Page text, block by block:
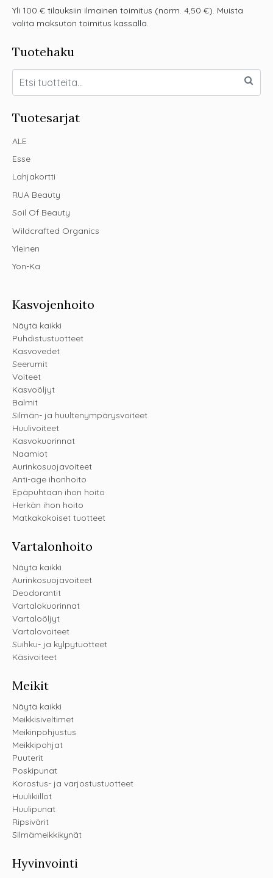
Yli 100 € tilauksiin ilmainen toimitus (norm. 4,50 €). Muista
valita maksuton toimitus kassalla.
Tuotehaku
Tuotesarjat
ALE
Esse
Lahjakortti
RUA Beauty
Soil Of Beauty
Wildcrafted Organics
Yleinen
Yon-Ka
Kasvojenhoito
Näytä kaikki
Puhdistustuotteet
Kasvovedet
Seerumit
Voiteet
Kasvoöljyt
Balmit
Silmän- ja huultenympärysvoiteet
Huulivoiteet
Kasvokuorinnat
Naamiot
Aurinkosuojavoiteet
Anti-age ihonhoito
Epäpuhtaan ihon hoito
Herkän ihon hoito
Matkakokoiset tuotteet
Vartalonhoito
Näytä kaikki
Aurinkosuojavoiteet
Deodorantit
Vartalokuorinnat
Vartaloöljyt
Vartalovoiteet
Suihku- ja kylpytuotteet
Käsivoiteet
Meikit
Näytä kaikki
Meikkisiveltimet
Meikinpohjustus
Meikkipohjat
Puuterit
Poskipunat
Korostus- ja varjostustuotteet
Huulikiillot
Huulipunat
Ripsivärit
Silmämeikkikynät
Hyvinvointi